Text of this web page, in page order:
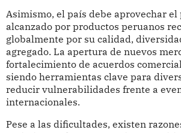
Asimismo, el país debe aprovechar
alcanzado por productos peruanos
globalmente por su calidad,
agregado. La apertura de nuevos
fortalecimiento de acuerdos
siendo herramientas clave para
reducir vulnerabilidades frente a
internacionales.
Pese a las dificultades, existen